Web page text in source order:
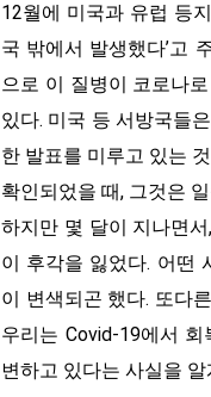
12월에 미국과 유럽 등
국 밖에서 발생했다’고
으로 이 질병이 코로나
있다. 미국 등 서방국들
한 발표를 미루고 있는
확인되었을 때, 그것은
하지만 몇 달이 지나면
이 후각을 잃었다. 어떤
이 변색되곤 했다. 또다
우리는 Covid-19에서
변하고 있다는 사실을 알